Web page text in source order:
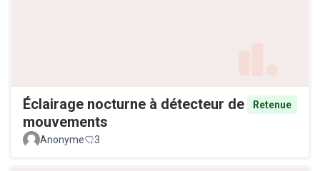
Éclairage nocturne à détecteur de
mouvements
Retenue
Anonyme 3